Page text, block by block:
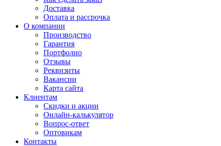
Доставка
Оплата и рассрочка
О компании
Производство
Гарантия
Портфолио
Отзывы
Реквизиты
Вакансии
Карта сайта
Клиентам
Скидки и акции
Онлайн-калькулятор
Вопрос-ответ
Оптовикам
Контакты